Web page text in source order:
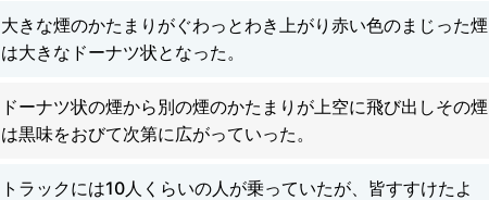
大きな煙のかたまりがぐわっとわき上がり赤い色のまじった煙
は大きなドーナツ状となった。
ドーナツ状の煙から別の煙のかたまりが上空に飛び出しその煙
は黒味をおびて次第に広がっていった。
トラックには10人くらいの人が乗っていたが、皆すすけたよ